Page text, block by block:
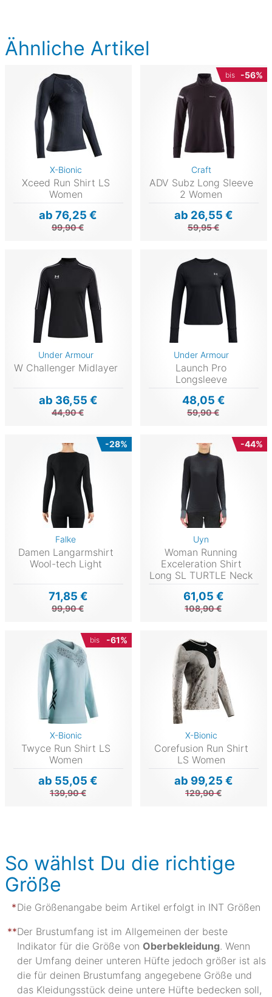
Ähnliche Artikel
X-Bionic
Xceed Run Shirt LS
Women
ab 76,25 €
99,90 €
bis -56%
Craft
ADV Subz Long Sleeve
2 Women
ab 26,55 €
59,95 €
Under Armour
W Challenger Midlayer
ab 36,55 €
44,90 €
Under Armour
Launch Pro
Longsleeve
48,05 €
59,90 €
-28%
Falke
Damen Langarmshirt
Wool-tech Light
71,85 €
99,90 €
-44%
Uyn
Woman Running
Exceleration Shirt
Long SL TURTLE Neck
61,05 €
108,90 €
bis -61%
X-Bionic
Twyce Run Shirt LS
Women
ab 55,05 €
139,90 €
X-Bionic
Corefusion Run Shirt
LS Women
ab 99,25 €
129,90 €
So wählst Du die richtige
Größe
Die Größenangabe beim Artikel erfolgt in INT Größen
Der Brustumfang ist im Allgemeinen der beste
Indikator für die Größe von Oberbekleidung. Wenn
der Umfang deiner unteren Hüfte jedoch größer ist als
die für deinen Brustumfang angegebene Größe und
das Kleidungsstück deine untere Hüfte bedecken soll,